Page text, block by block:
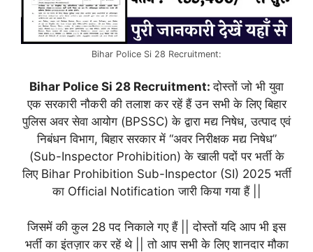
Bihar Police Si 28 Recruitment:
Bihar Police Si 28 Recruitment:दोस्तों जो भी युवा
एक सरकारी नौकरी की तलाश कर रहें हैं उन सभी के लिए बिहार
पुलिस अवर सेवा आयोग (BPSSC) के द्वारा मद्य निषेध, उत्पाद एवं
निबंधन विभाग, बिहार सरकार में “अवर निरीक्षक मद्य निषेध”
(Sub-Inspector Prohibition) के खाली पदों पर भर्ती के
लिए Bihar Prohibition Sub-Inspector (SI) 2025 भर्ती
का Official Notification जारी किया गया हैं ||
जिसमें की कुल 28 पद निकाले गए हैं || दोस्तों यदि आप भी इस
भर्ती का इंतज़ार कर रहें थे || तो आप सभी के लिए शानदार मौका